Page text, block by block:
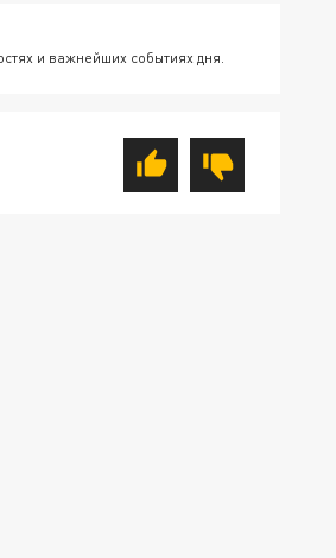
и важнейших событиях дня.